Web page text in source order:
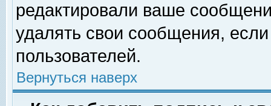
редактировали ваше
удалять свои сообщения,
пользователей.
Вернуться наверх